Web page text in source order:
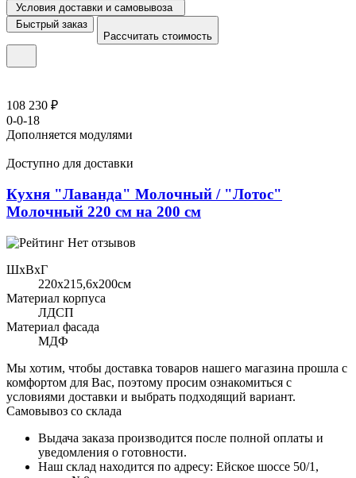
Условия доставки и самовывоза
Быстрый заказ
Рассчитать стоимость
108 230 ₽
0-0-18
Дополняется модулями
Доступно для доставки
Кухня "Лаванда" Молочный / "Лотос"
Молочный 220 см на 200 см
Нет отзывов
ШхВхГ
220x215,6х200см
Материал корпуса
ЛДСП
Материал фасада
МДФ
Мы хотим, чтобы доставка товаров нашего магазина прошла с
комфортом для Вас, поэтому просим ознакомиться с
условиями доставки и выбрать подходящий вариант.
Самовывоз со склада
Выдача заказа производится после полной оплаты и
уведомления о готовности.
Наш склад находится по адресу: Ейское шоссе 50/1,